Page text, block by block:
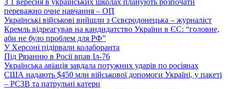
З 1 вересня в українських школах планують розпочати
переважно очне навчання – ОП
Українські військові вийшли з Сєвєродонецька – журналіст
Кремль відреагував на кандидатство України в ЄС: “головне,
аби не було проблем для РФ”
У Херсоні підірвали колаборанта
Під Рязанню в Росії впав Іл-76
Українська авіація завдала потужних ударів по росіянах
США надають $450 млн військової допомоги Україні, у пакеті
– РСЗВ та патрульні катери